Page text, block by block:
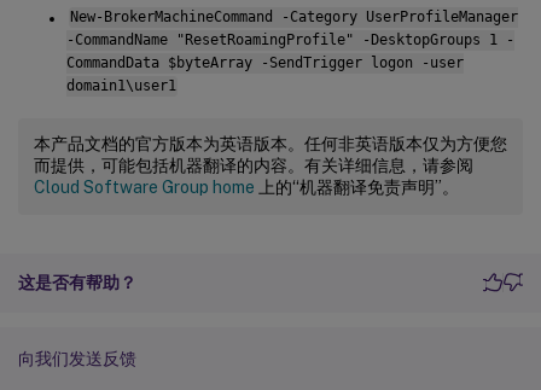
New-BrokerMachineCommand -Category UserProfileManager
-CommandName "ResetRoamingProfile" -DesktopGroups 1 -
CommandData $byteArray -SendTrigger logon -user
domain1\user1
本产品文档的官方版本为英语版本。任何非英语版本仅为方便您
而提供，可能包括机器翻译的内容。有关详细信息，请参阅
Cloud Software Group home 上的“机器翻译免责声明”。
这是否有帮助？
向我们发送反馈